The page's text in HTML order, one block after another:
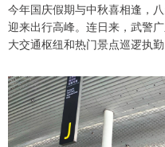
今年国庆假期与中秋喜相逢，
迎来出行高峰。连日来，武警
大交通枢纽和热门景点巡逻执